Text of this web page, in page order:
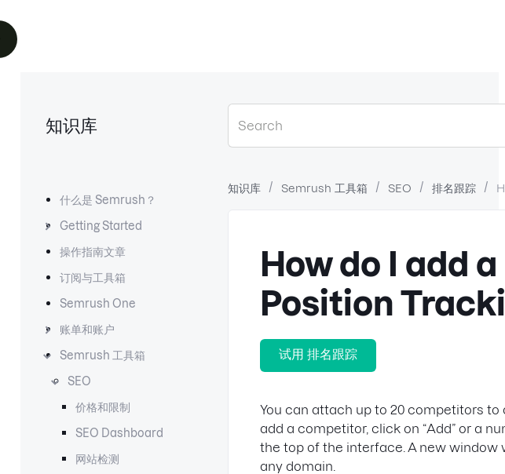
知识库
什么是 Semrush？
Getting Started
操作指南文章
订阅与工具箱
Semrush One
账单和账户
Semrush 工具箱
SEO
价格和限制
SEO Dashboard
网站检测
知识库 Semrush 工具箱 SEO 排名跟踪
How do I add
Position
试用 排名跟踪
You can attach up to 20 competitors to
add a competitor, click on “Add” or a
the top of the interface. A new window
any domain.